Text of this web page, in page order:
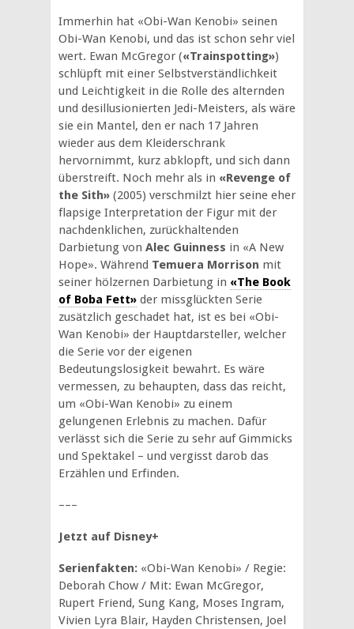
Immerhin hat «Obi-Wan Kenobi» seinen
Obi-Wan Kenobi, und das ist schon sehr viel
wert. Ewan McGregor («Trainspotting»)
schlüpft mit einer Selbstverständlichkeit
und Leichtigkeit in die Rolle des alternden
und desillusionierten Jedi-Meisters, als wäre
sie ein Mantel, den er nach 17 Jahren
wieder aus dem Kleiderschrank
hervornimmt, kurz abklopft, und sich dann
überstreift. Noch mehr als in «Revenge of
the Sith» (2005) verschmilzt hier seine eher
flapsige Interpretation der Figur mit der
nachdenklichen, zurückhaltenden
Darbietung von Alec Guinness in «A New
Hope». Während Temuera Morrison mit
seiner hölzernen Darbietung in «The Book
of Boba Fett» der missglückten Serie
zusätzlich geschadet hat, ist es bei «Obi-
Wan Kenobi» der Hauptdarsteller, welcher
die Serie vor der eigenen
Bedeutungslosigkeit bewahrt. Es wäre
vermessen, zu behaupten, dass das reicht,
um «Obi-Wan Kenobi» zu einem
gelungenen Erlebnis zu machen. Dafür
verlässt sich die Serie zu sehr auf Gimmicks
und Spektakel – und vergisst darob das
Erzählen und Erfinden.
–––
Jetzt auf Disney+
Serienfakten: «Obi-Wan Kenobi» / Regie:
Deborah Chow / Mit: Ewan McGregor,
Rupert Friend, Sung Kang, Moses Ingram,
Vivien Lyra Blair, Hayden Christensen, Joel